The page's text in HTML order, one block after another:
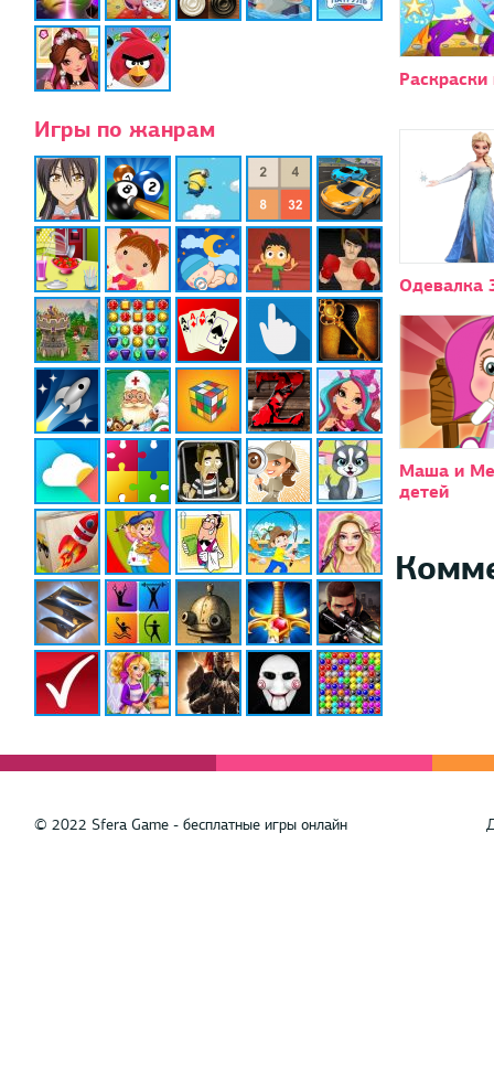
Игры по жанрам
Одевалка
Маша и
детей
© 2022 Sfera Game - бесплатные игры онлайн